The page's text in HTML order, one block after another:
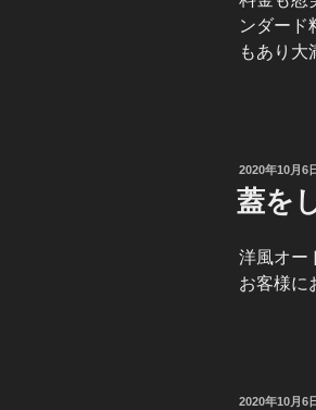
ンダード
もあり大
投
稿
日:
2020年10月6
蓋を
洋風オー
お客様に
投
2020年10月6